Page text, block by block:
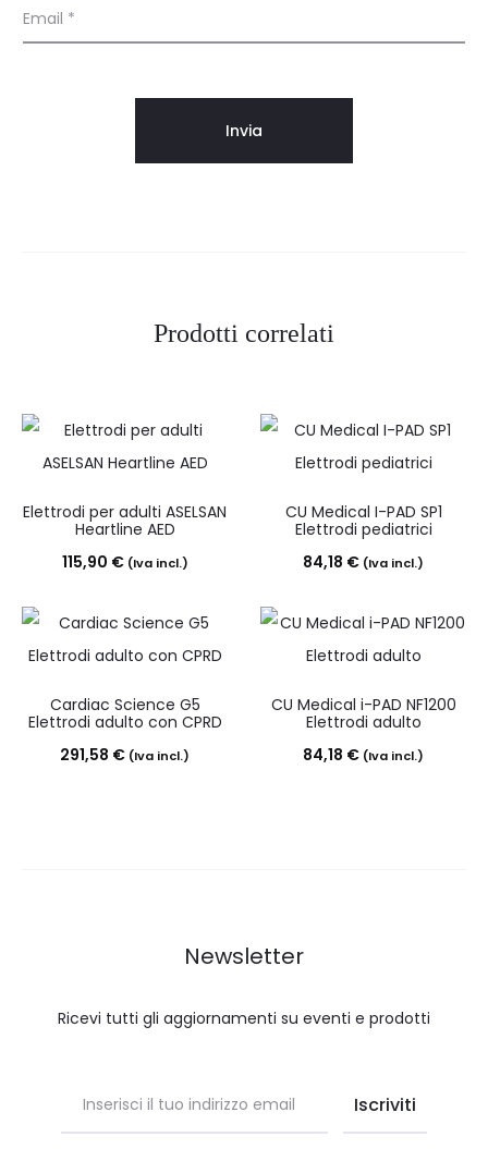
Email *
Prodotti correlati
Elettrodi per adulti ASELSAN
Heartline AED
115,90 € (Iva incl.)
CU Medical I-PAD SP1
Elettrodi pediatrici
84,18 € (Iva incl.)
Cardiac Science G5
Elettrodi adulto con CPRD
291,58 € (Iva incl.)
CU Medical i-PAD NF1200
Elettrodi adulto
84,18 € (Iva incl.)
Newsletter
Ricevi tutti gli aggiornamenti su eventi e prodotti